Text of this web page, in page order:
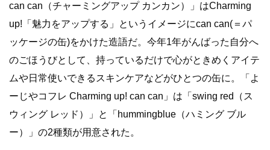
can can（チャーミングアップ カンカン）」はCharming
up!「魅力をアップする」というイメージにcan can(＝パ
ッケージの缶)をかけた造語だ。今年1年がんばった自分へ
のごほうびとして、持っているだけで心がときめくアイテ
ムや日常使いできるスキンケアなどがひとつの缶に。「よ
ーじやコフレ Charming up! can can」は「swing red（ス
ウィング レッド）」と「hummingblue（ハミング ブル
ー）」の2種類が用意された。